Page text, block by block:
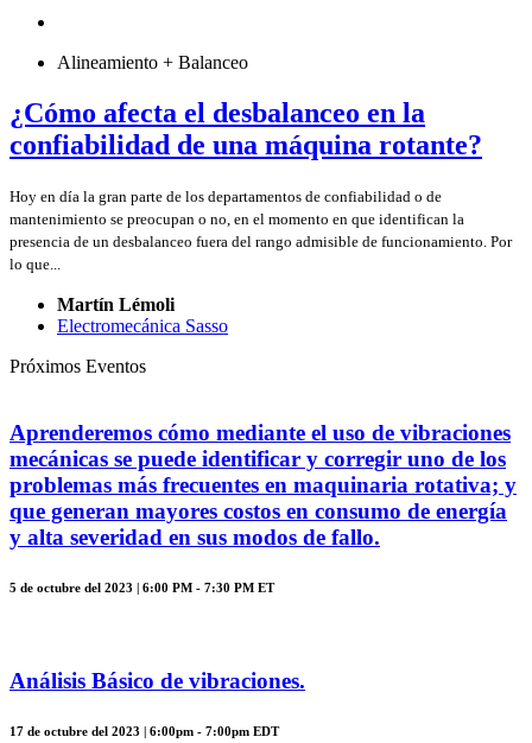
Alineamiento + Balanceo
¿Cómo afecta el desbalanceo en la
confiabilidad de una máquina rotante?
Hoy en día la gran parte de los departamentos de confiabilidad o de
mantenimiento se preocupan o no, en el momento en que identifican la
presencia de un desbalanceo fuera del rango admisible de funcionamiento. Por
lo que...
Martín Lémoli
Electromecánica Sasso
Próximos Eventos
Aprenderemos cómo mediante el uso de vibraciones
mecánicas se puede identificar y corregir uno de los
problemas más frecuentes en maquinaria rotativa; y
que generan mayores costos en consumo de energía
y alta severidad en sus modos de fallo.
5 de octubre del 2023 | 6:00 PM - 7:30 PM ET
Análisis Básico de vibraciones.
17 de octubre del 2023 | 6:00pm - 7:00pm EDT